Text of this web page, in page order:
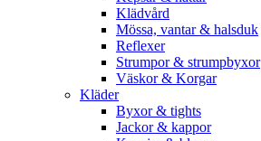
Klädvård
Mössa, vantar & halsduk
Reflexer
Strumpor & strumpbyxor
Väskor & Korgar
Kläder
Byxor & tights
Jackor & kappor